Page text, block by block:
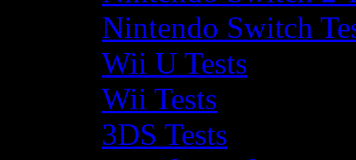
Nintendo Switch
Wii U Tests
Wii Tests
3DS Tests